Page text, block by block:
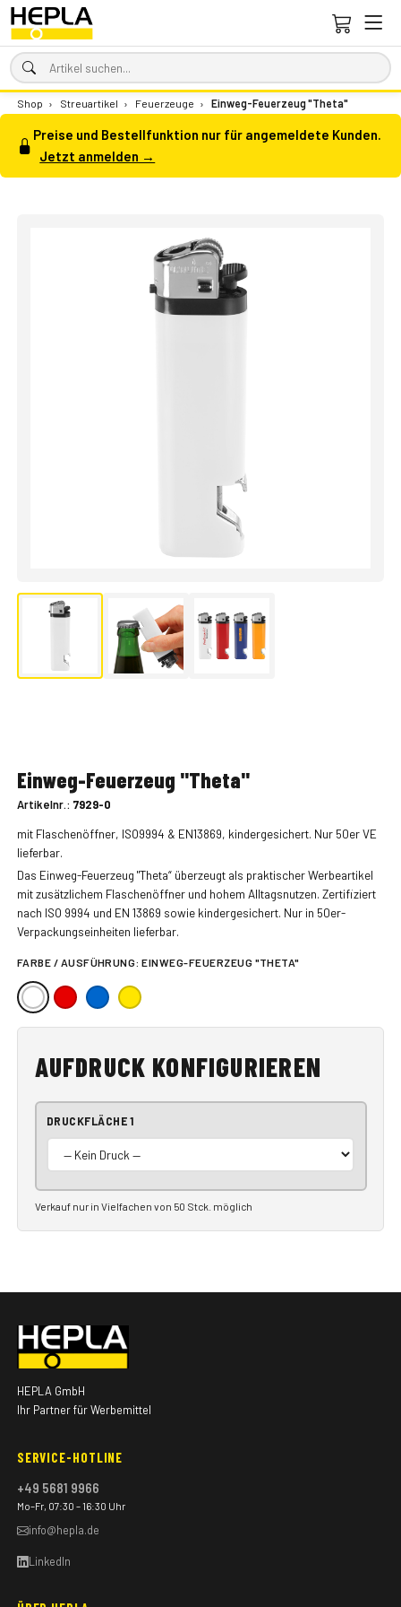
Shop › Streuartikel › Feuerzeuge › Einweg-Feuerzeug "Theta"
Preise und Bestellfunktion nur für angemeldete Kunden.
Jetzt anmelden →
Einweg-Feuerzeug "Theta"
Artikelnr.: 7929-0
mit Flaschenöffner, ISO9994 & EN13869, kindergesichert. Nur 50er VE
lieferbar.
Das Einweg-Feuerzeug "Theta“ überzeugt als praktischer Werbeartikel
mit zusätzlichem Flaschenöffner und hohem Alltagsnutzen. Zertifiziert
nach ISO 9994 und EN 13869 sowie kindergesichert. Nur in 50er-
Verpackungseinheiten lieferbar.
FARBE / AUSFÜHRUNG:EINWEG-FEUERZEUG "THETA"
AUFDRUCK KONFIGURIEREN
DRUCKFLÄCHE 1
Verkauf nur in Vielfachen von 50 Stck. möglich
HEPLA GmbH
Ihr Partner für Werbemittel
SERVICE-HOTLINE
+49 5681 9966
Mo–Fr, 07:30 – 16:30 Uhr
info@hepla.de
LinkedIn